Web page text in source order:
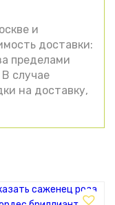
и
доставки:
пределами
случае
на доставку,